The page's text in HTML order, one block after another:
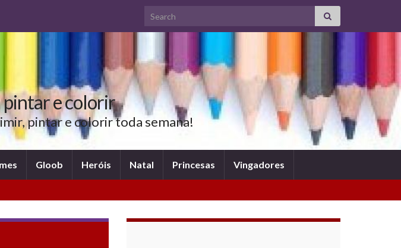
pintar e colorir
pintar e colorir toda semana!
Gloob Heróis Natal Princesas Vingadores